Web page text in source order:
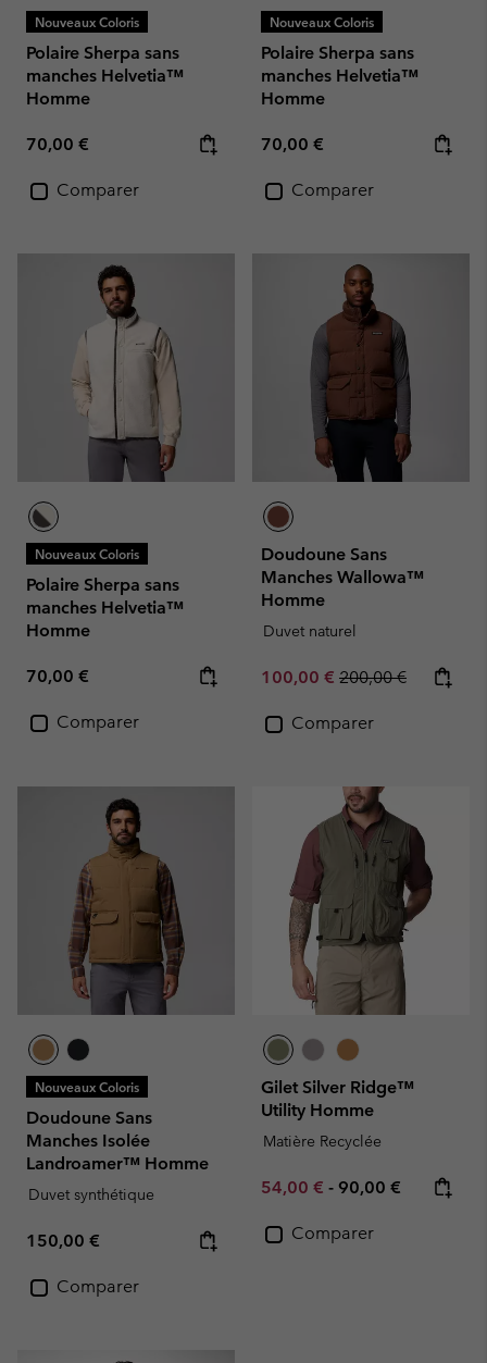
Nouveaux Coloris
Polaire Sherpa sans
manches Helvetia™
Homme
Regular price:
70,00 €
Comparer
Nouveaux Coloris
Polaire Sherpa sans
manches Helvetia™
Homme
Regular price:
70,00 €
Comparer
Nouveaux Coloris
Polaire Sherpa sans
manches Helvetia™
Homme
Regular price:
70,00 €
Comparer
Doudoune Sans
Manches Wallowa™
Homme
Duvet naturel
Sale price:
100,00 € Regular price:
200,00 €
Comparer
Nouveaux Coloris
Doudoune Sans
Manches Isolée
Landroamer™ Homme
Duvet synthétique
Regular price:
150,00 €
Comparer
Gilet Silver Ridge™
Utility Homme
Matière Recyclée
Minimum sale price:
54,00 € - Maximum price:
90,00 €
Comparer